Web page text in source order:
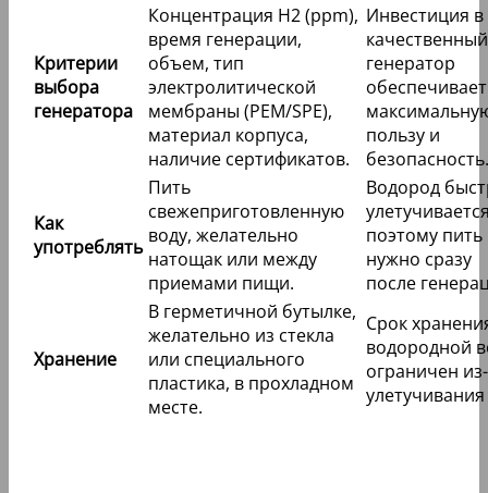
Критерии
выбора
генератора
Концентрация H2 (ppm),
время генерации,
объем, тип
электролитической
мембраны (PEM/SPE),
материал корпуса,
наличие сертификатов.
Инвестиция в
качественный
генератор
обеспечивает
пользу и
безопасность.
Как
употреблять
Пить
свежеприготовленную
воду, желательно
натощак или между
приемами пищи.
Водород
поэтому пить
нужно сразу
после
Хранение
В герметичной бутылке,
желательно из стекла
или специального
пластика, в прохладном
месте.
Срок
водородной
ограничен